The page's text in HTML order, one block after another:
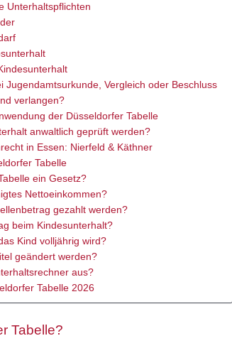
Unterhaltspflichten
Jugendamtsurkunde, Vergleich oder Beschluss
verlangen?
der Düsseldorfer Tabelle
anwaltlich geprüft werden?
in Essen: Nierfeld & Käthner
Tabelle
ein Gesetz?
Nettoeinkommen?
gezahlt werden?
beim Kindesunterhalt?
Kind volljährig wird?
geändert werden?
aus?
Tabelle 2026
Tabelle?